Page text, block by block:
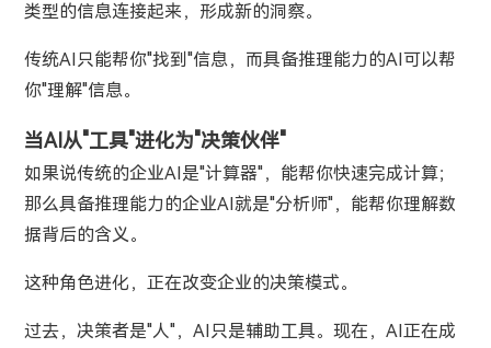
类型的信息连接起来，形成新的洞察。
传统AI只能帮你"找到"信息，而具备推理能力的AI可以帮
你"理解"信息。
当AI从"工具"进化为"决策伙伴"
如果说传统的企业AI是"计算器"，能帮你快速完成计算；
那么具备推理能力的企业AI就是"分析师"，能帮你理解数
据背后的含义。
这种角色进化，正在改变企业的决策模式。
过去，决策者是"人"，AI只是辅助工具。现在，AI正在成